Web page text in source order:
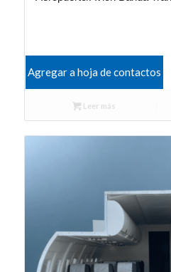
Agregar a hoja de contactos
Leer más